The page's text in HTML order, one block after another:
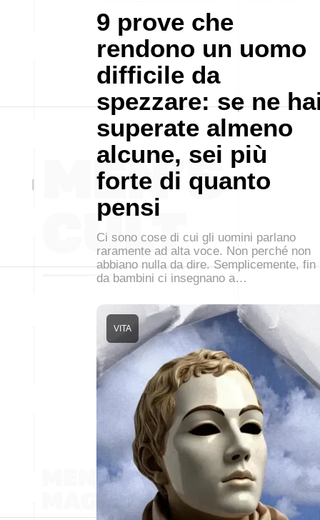
9 prove che
rendono un uomo
difficile da
spezzare: se ne
superate almeno
alcune, sei più
forte di quanto
pensi
Ci sono cose di cui gli uomini parlano
raramente ad alta voce. Non perché non
abbiano nulla da dire. Semplicemente, fin
da bambini ci insegnano a…
VITA